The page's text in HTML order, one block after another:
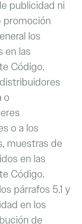
publicidad ni
promoción
los
en las
Código.
o
o a los
muestras de
en las
Código.
párrafos 5.1 y
en los
de